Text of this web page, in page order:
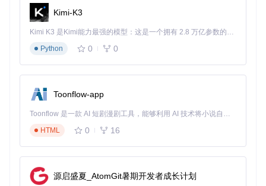
名称
降噪
强度
2.0
值保留更多原图特征
CFG
影响指令遵循度，高数值使生成结果更
采样
步数
8步为快速模式，30步为高质量模式，平
基础操作流程可概括为：上传源图像→输入视角指令→调整参
可同时处理3张源图像，每个图像可生成5种不同视角，大幅提
升内容生产效率。
效率提升策略：从单图到多视角的产能跃迁
Kimi-K3
Kimi K3 是Kimi能力最强的模型：这是一个拥有 2.8 万亿参数的混合专家（MoE）模型，具备原生视觉理解能力，并支持 100 万 token 的上下文窗口。
Python
0 0
Toonflow-app
Toonflow 是一款 AI 短剧漫剧工具，能够利用 AI 技术将小说自动转化为剧本，并结合 AI 生成的图片和视频，实现高效的短剧创作。借助 Toonflow，可以轻松完成从文字到影像的全流程，让短剧制作变得更加智能与便捷。
HTML
0 16
源启盛夏_AtomGit暑期开发者成长计划